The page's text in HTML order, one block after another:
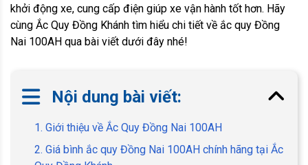
khởi động xe, cung cấp điện giúp xe vận hành tốt hơn. Hãy
cùng Ắc Quy Đồng Khánh tìm hiểu chi tiết về ắc quy Đồng
Nai 100AH qua bài viết dưới đây nhé!
Nội dung bài viết:
1. Giới thiệu về Ắc Quy Đồng Nai 100AH
2. Giá bình ắc quy Đồng Nai 100AH chính hãng tại Ắc